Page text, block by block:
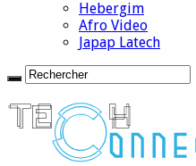
Hebergim
Afro Video
Japap Latech